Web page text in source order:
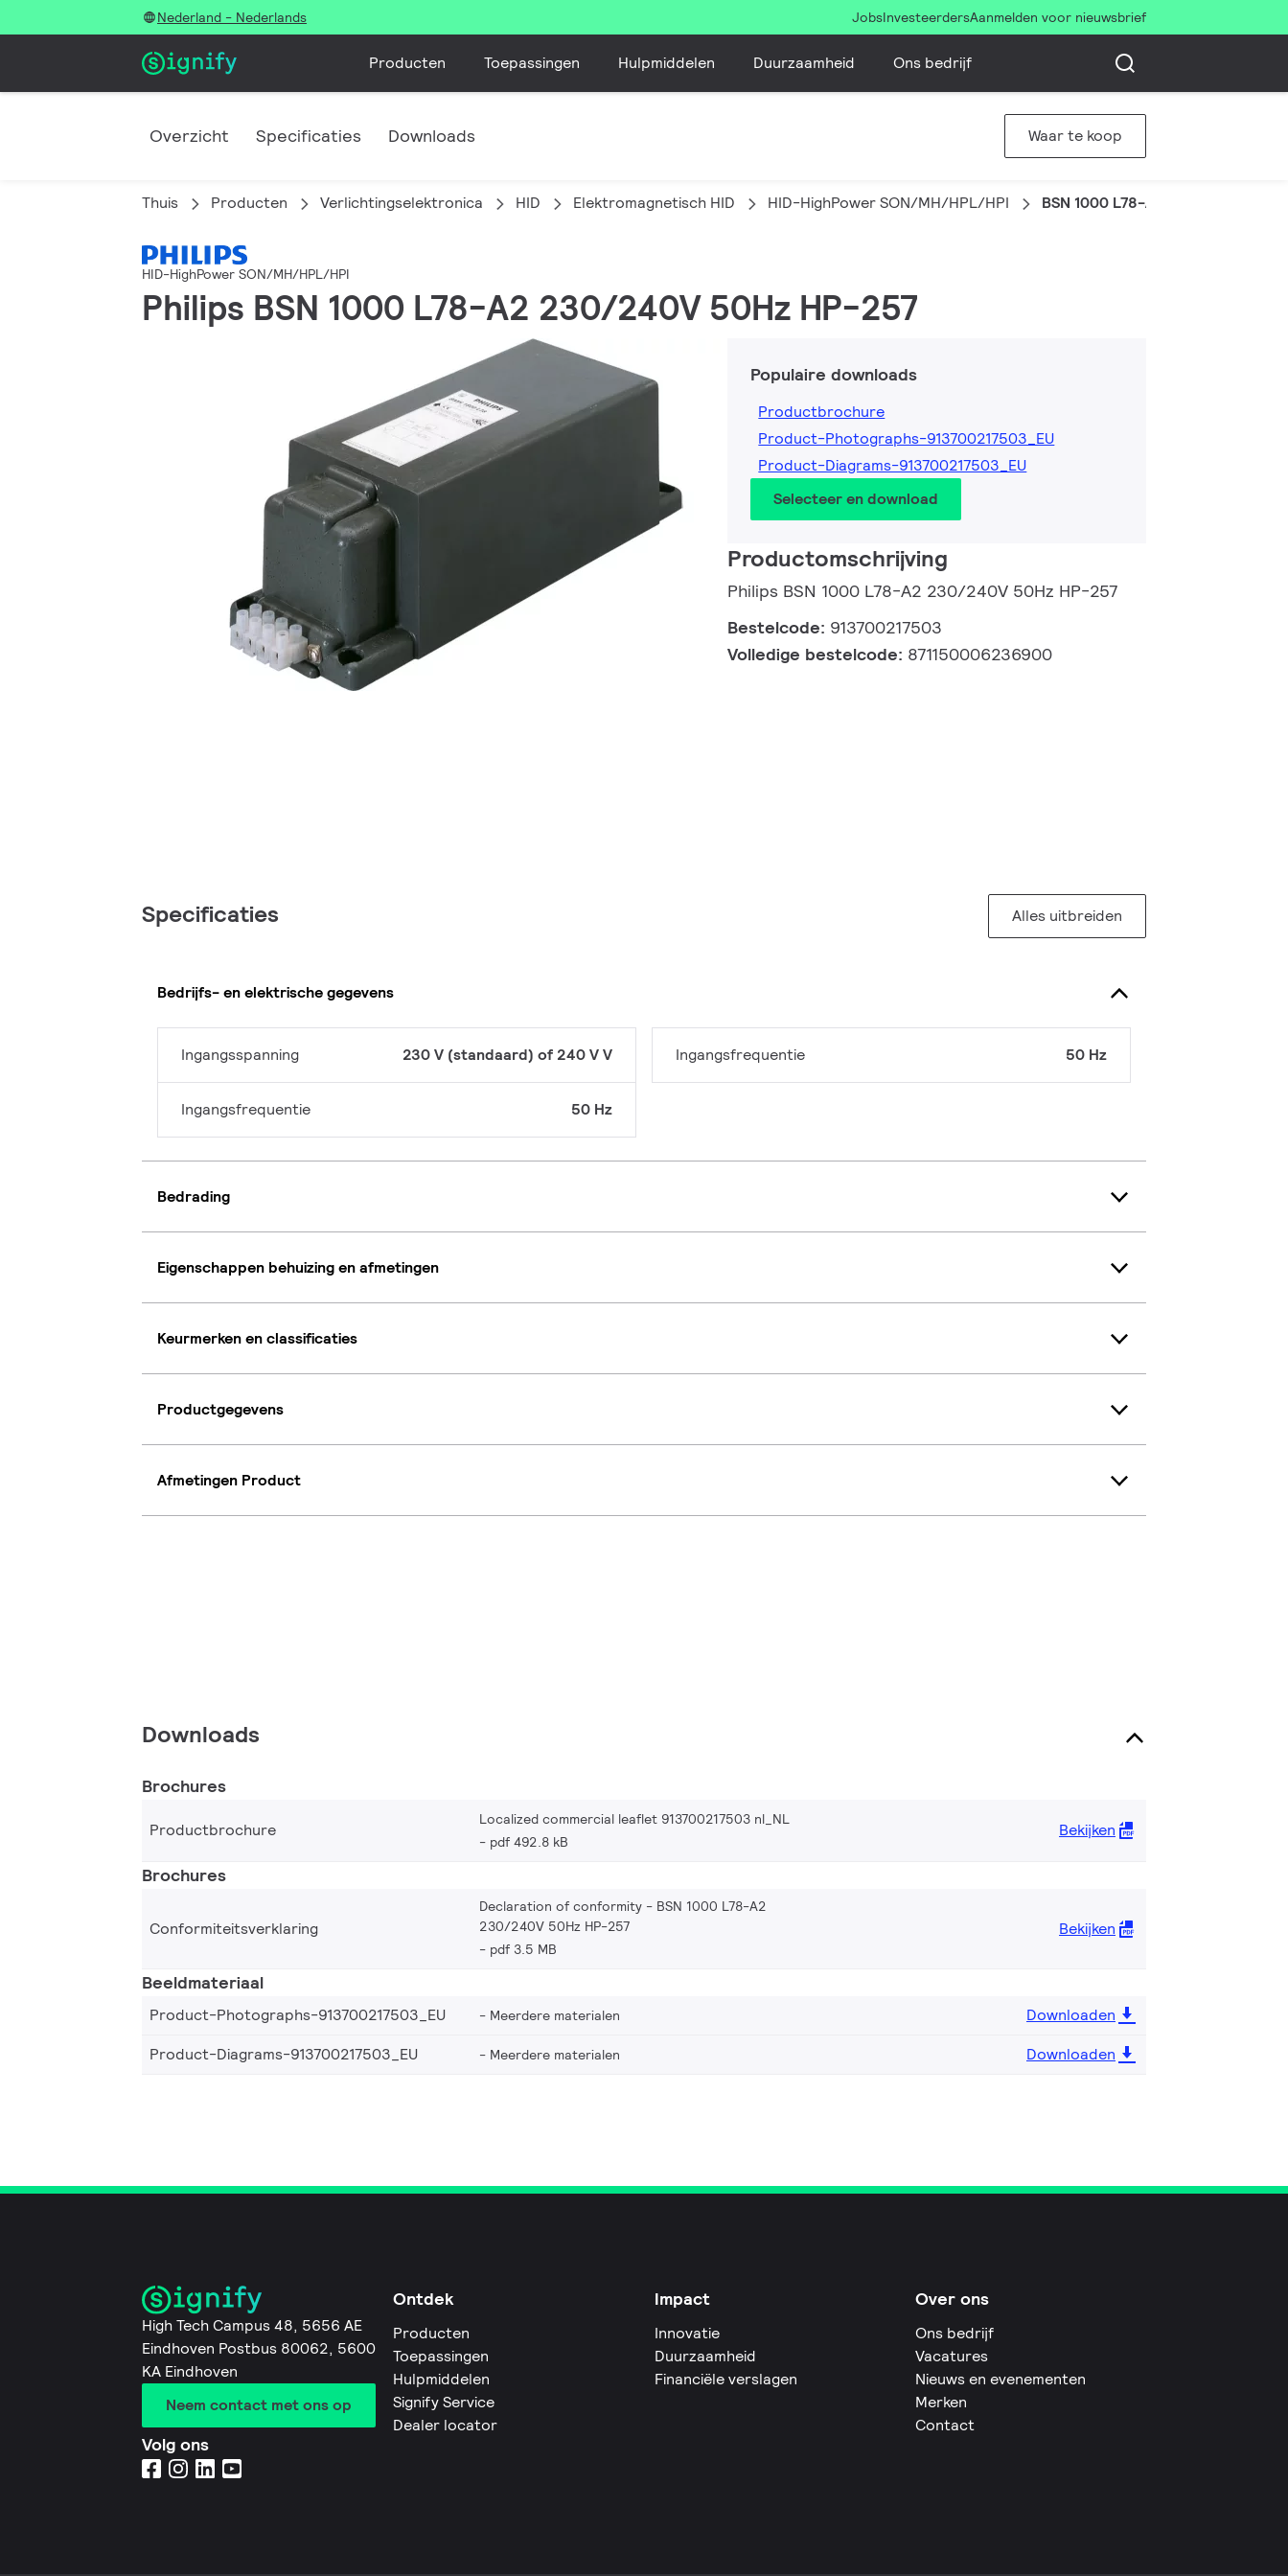
Nederland - Nederlands JobsInvesteerdersAanmelden voor nieuwsbrief
Producten Toepassingen Hulpmiddelen Duurzaamheid Ons bedrijf
Overzicht Specificaties Downloads Waar te koop
Thuis Producten Verlichtingselektronica HID Elektromagnetisch HID HID-HighPower SON/MH/HPL/HPI BSN 1000 L78-A2 230/240V 50Hz
HID-HighPower SON/MH/HPL/HPI
Philips BSN 1000 L78-A2 230/240V 50Hz HP-257
Populaire downloads
Productbrochure
Product-Photographs-913700217503_EU
Product-Diagrams-913700217503_EU
Selecteer en download
Productomschrijving
Philips BSN 1000 L78-A2 230/240V 50Hz HP-257
Bestelcode: 913700217503
Volledige bestelcode: 871150006236900
Specificaties Alles uitbreiden
Bedrijfs- en elektrische gegevens
Ingangsspanning 230 V (standaard) of 240 V V
Ingangsfrequentie 50 Hz
Ingangsfrequentie 50 Hz
Bedrading
Eigenschappen behuizing en afmetingen
Keurmerken en classificaties
Productgegevens
Afmetingen Product
Downloads
Brochures
Productbrochure
Localized commercial leaflet 913700217503 nl_NL
pdf 492.8 kB
Bekijken
Brochures
Conformiteitsverklaring
Declaration of conformity - BSN 1000 L78-A2
230/240V 50Hz HP-257
pdf 3.5 MB
Bekijken
Beeldmateriaal
Product-Photographs-913700217503_EU Meerdere materialen
Downloaden
Product-Diagrams-913700217503_EU
Meerdere materialen Downloaden
High Tech Campus 48, 5656 AE
Eindhoven Postbus 80062, 5600
KA Eindhoven
Neem contact met ons op
Volg ons
Ontdek
Producten
Toepassingen
Hulpmiddelen
Signify Service
Dealer locator
Impact
Innovatie
Duurzaamheid
Financiële verslagen
Over ons
Ons bedrijf
Vacatures
Nieuws en evenementen
Merken
Contact